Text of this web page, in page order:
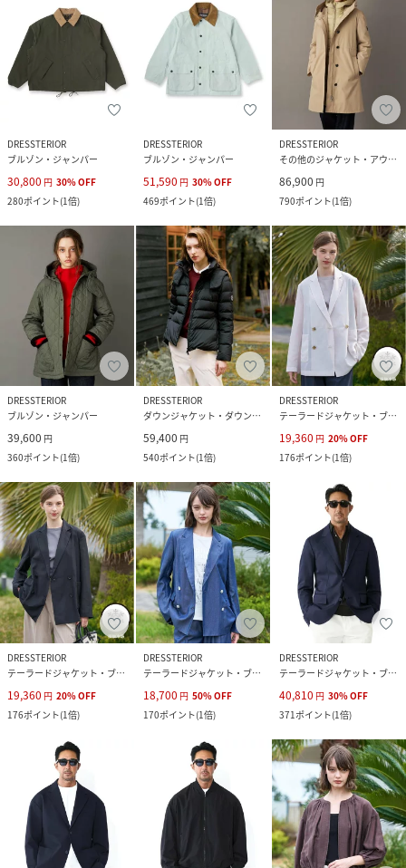
DRESSTERIOR
ブルゾン・ジャンパー
30,800 円 30%OFF
280ポイント(1倍)
DRESSTERIOR
ブルゾン・ジャンパー
51,590 円 30%OFF
469ポイント(1倍)
DRESSTERIOR
その他のジャケット・アウター
86,900 円
790ポイント(1倍)
DRESSTERIOR
ブルゾン・ジャンパー
39,600 円
360ポイント(1倍)
DRESSTERIOR
ダウンジャケット・ダウンベスト
59,400 円
540ポイント(1倍)
DRESSTERIOR
テーラードジャケット・ブレザー
19,360 円 20%OFF
176ポイント(1倍)
DRESSTERIOR
テーラードジャケット・ブレザー
19,360 円 20%OFF
176ポイント(1倍)
DRESSTERIOR
テーラードジャケット・ブレザー
18,700 円 50%OFF
170ポイント(1倍)
DRESSTERIOR
テーラードジャケット・ブレザー
40,810 円 30%OFF
371ポイント(1倍)